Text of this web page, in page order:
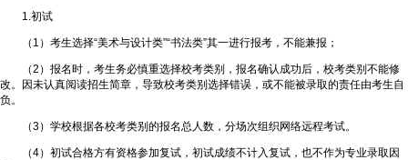
1.初试
（1）考生选择“美术与设计类”“书法类”其一进行报考，不能兼报；
（2）报名时，考生务必慎重选择校考类别，报名确认成功后，校考类别不能修
改。因未认真阅读招生简章，导致校考类别选择错误，或不能被录取的责任由考生自
负。
（3）学校根据各校考类别的报名总人数，分场次组织网络远程考试。
（4）初试合格方有资格参加复试，初试成绩不计入复试，也不作为专业录取因